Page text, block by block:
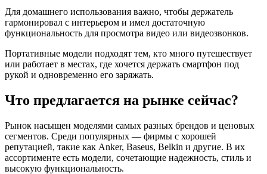
Для домашнего использования важно, чтобы держатель
гармонировал с интерьером и имел достаточную
функциональность для просмотра видео или видеозвонков.
Портативные модели подходят тем, кто много путешествует
или работает в местах, где хочется держать смартфон под
рукой и одновременно его заряжать.
Что предлагается на рынке сейчас?
Рынок насыщен моделями самых разных брендов и ценовых
сегментов. Среди популярных — фирмы с хорошей
репутацией, такие как Anker, Baseus, Belkin и другие. В их
ассортименте есть модели, сочетающие надежность, стиль и
высокую функциональность.